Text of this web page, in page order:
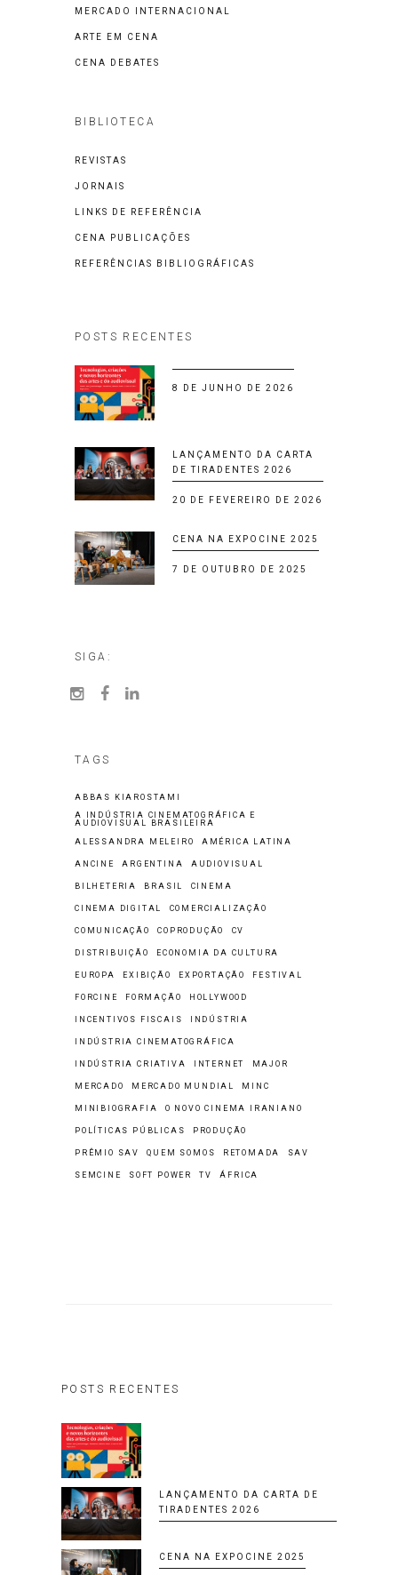
MERCADO INTERNACIONAL
ARTE EM CENA
CENA DEBATES
BIBLIOTECA
REVISTAS
JORNAIS
LINKS DE REFERÊNCIA
CENA PUBLICAÇÕES
REFERÊNCIAS BIBLIOGRÁFICAS
POSTS RECENTES
8 DE JUNHO DE 2026
LANÇAMENTO DA CARTA
DE TIRADENTES 2026
20 DE FEVEREIRO DE 2026
CENA NA EXPOCINE 2025
7 DE OUTUBRO DE 2025
SIGA:
TAGS
ABBAS KIAROSTAMI
A INDÚSTRIA CINEMATOGRÁFICA E
AUDIOVISUAL BRASILEIRA
ALESSANDRA MELEIRO AMÉRICA LATINA
ANCINE ARGENTINA AUDIOVISUAL
BILHETERIA BRASIL CINEMA
CINEMA DIGITAL COMERCIALIZAÇÃO
COMUNICAÇÃO COPRODUÇÃO CV
DISTRIBUIÇÃO ECONOMIA DA CULTURA
EUROPA EXIBIÇÃO EXPORTAÇÃO FESTIVAL
FORCINE FORMAÇÃO HOLLYWOOD
INCENTIVOS FISCAIS INDÚSTRIA
INDÚSTRIA CINEMATOGRÁFICA
INDÚSTRIA CRIATIVA INTERNET MAJOR
MERCADO MERCADO MUNDIAL MINC
MINIBIOGRAFIA O NOVO CINEMA IRANIANO
POLÍTICAS PÚBLICAS PRODUÇÃO
PRÊMIO SAV QUEM SOMOS RETOMADA SAV
SEMCINE SOFT POWER TV ÁFRICA
POSTS RECENTES
LANÇAMENTO DA CARTA DE
TIRADENTES 2026
CENA NA EXPOCINE 2025